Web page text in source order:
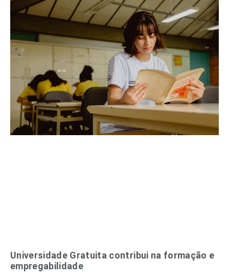
Universidade Gratuita contribui na formação e
empregabilidade